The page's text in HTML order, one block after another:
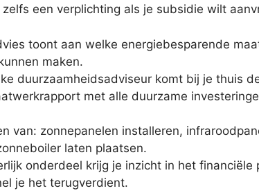
een verplichting als je subsidie wilt
toont aan welke energiebesparende
maken.
duurzaamheidsadviseur komt bij je thuis
met alle duurzame
van: zonnepanelen installeren,
laten plaatsen.
onderdeel krijg je inzicht in het financiële
je het terugverdient.